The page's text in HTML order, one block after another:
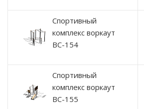
Спортивный
комплекс воркаут
ВС-154
Спортивный
комплекс воркаут
ВС-155